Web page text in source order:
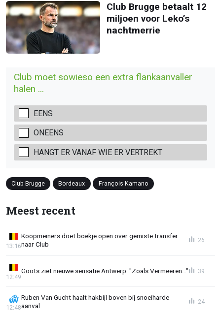
Club Brugge betaalt 12
miljoen voor Leko’s
nachtmerrie
Club moet sowieso een extra flankaanvaller
halen ...
EENS
ONEENS
HANGT ER VANAF WIE ER VERTREKT
Club Brugge Bordeaux François Kamano
Meest recent
Koopmeiners doet boekje open over gemiste transfer
naar Club
13:16
26
Goots ziet nieuwe sensatie Antwerp: "Zoals Vermeeren..."
12:49
39
Ruben Van Gucht haalt hakbijl boven bij snoeiharde
aanval
12:48
24